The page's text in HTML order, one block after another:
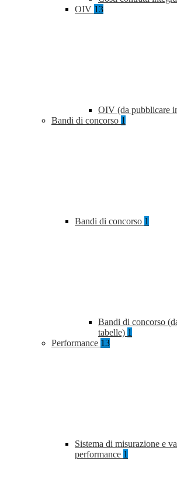
OIV 13
OIV (da pubblicare
Bandi di concorso 1
Bandi di concorso 1
Bandi di concorso
tabelle) 1
Performance 13
Sistema di misurazione e
performance 1